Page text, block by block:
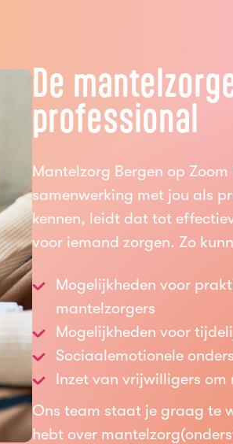
De
professional
Mantelzorg Bergen op
samenwerking met jou als
kennen, leidt dat tot
voor iemand zorgen. Zo
Mogelijkheden voor
mantelzorgers
Mogelijkheden voor
Sociaalemotionele
Inzet van vrijwilligers
Ons team staat je graag te
hebt over